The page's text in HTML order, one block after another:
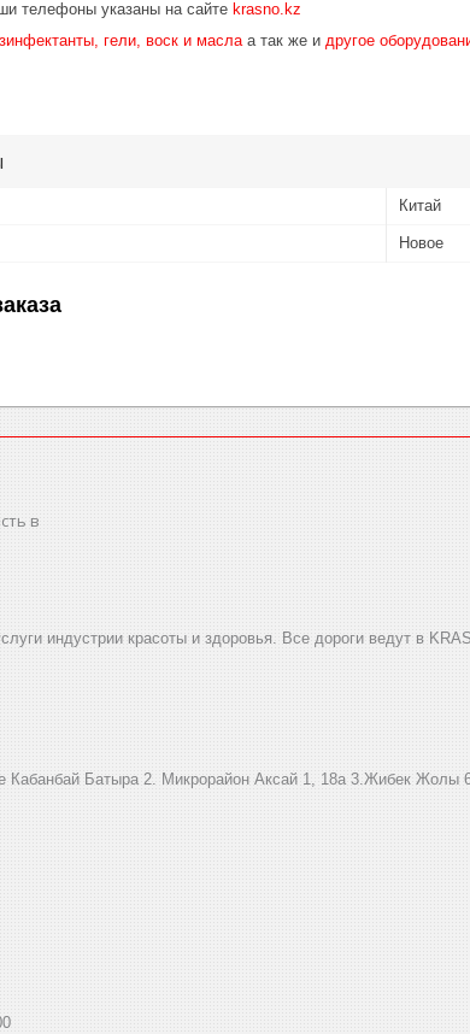
телефоны указаны на сайте krasno.kz
гели, воск и масла а так же и другое
Китай
Новое
в
индустрии красоты и здоровья. Все дороги ведут в
Батыра ㅤㅤㅤㅤㅤㅤㅤㅤㅤㅤㅤㅤㅤㅤ2. ​Микрорайон Аксай 1, 18а